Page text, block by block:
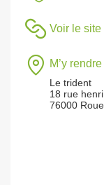
Voir le site
M’y rendre
Le trident
18 rue
76000